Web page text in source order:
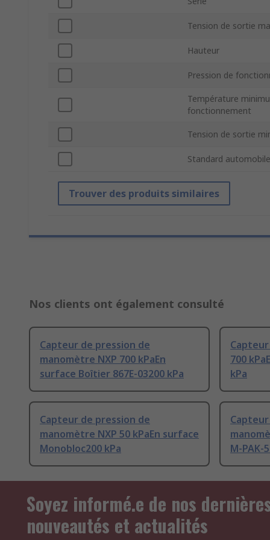
Tension de sortie
Hauteur
Pression de
Température
fonctionnement
Tension de sortie
Standard automobile
Trouver des produits similaires
Nos clients ont également consulté
Capteur de pression de
manomètre NXP 700 kPaEn
surface Boîtier 867E-03200 kPa
700
kPa
Capteur de pression de
manomètre NXP 50 kPaEn surface
Monobloc200 kPa
M-PAK-
Soyez informé.e de nos
nouveautés et actualités